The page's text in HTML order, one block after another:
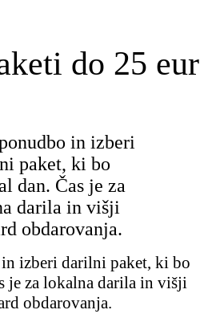
do 25 eur
in izberi
paket, ki bo
dan. Čas je za
darila in višji
obdarovanja.
izberi darilni paket, ki bo
je za lokalna darila in višji
obdarovanja.